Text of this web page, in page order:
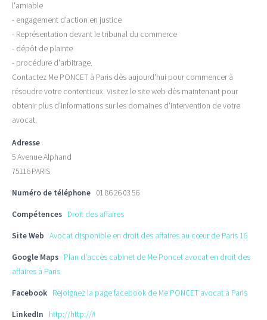
l'amiable
- engagement d’action en justice
- Représentation devant le tribunal du commerce
- dépôt de plainte
- procédure d'arbitrage.
Contactez Me PONCET à Paris dès aujourd'hui pour commencer à
résoudre votre contentieux. Visitez le site web dès maintenant pour
obtenir plus d'informations sur les domaines d'intervention de votre
avocat.
Adresse
5 Avenue Alphand
75116 PARIS
Numéro de téléphone 01 86 26 03 56
Compétences Droit des affaires
Site Web Avocat disponible en droit des affaires au cœur de Paris 16
Google Maps Plan d'accès cabinet de Me Poncet avocat en droit des
affaires à Paris
Facebook Rejoignez la page facebook de Me PONCET avocat à Paris
LinkedIn http://http://#